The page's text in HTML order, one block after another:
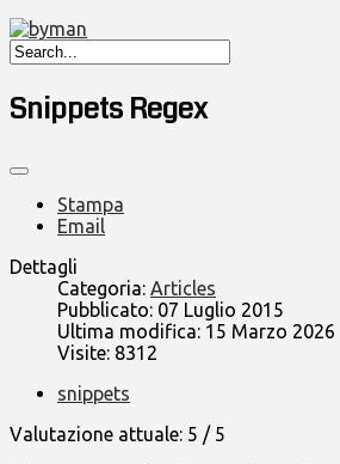
Snippets Regex
Stampa
Email
Dettagli
Categoria: Articles
Pubblicato: 07 Luglio 2015
Ultima modifica: 15 Marzo 2026
Visite: 8312
snippets
Valutazione attuale: 5 / 5